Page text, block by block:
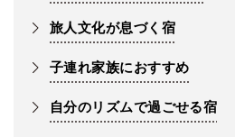
旅人文化が息づく宿
子連れ家族におすすめ
自分のリズムで過ごせる宿